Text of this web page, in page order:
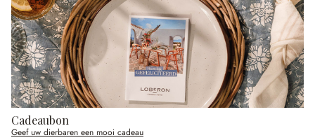
Cadeaubon
Geef uw dierbaren een mooi cadeau